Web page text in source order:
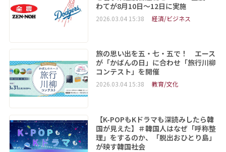
わてが8月10日～12日に実施
2026.03.04 15:38 経済/ビジネス
旅の思い出を五・七・五で！ エース
が「かばんの日」に合わせ「旅行川柳
コンテスト」を開催
2026.03.04 15:38 教育/文化
【K-POPもKドラマも深読みしたら韓
国が見えた】＃韓国人はなぜ「呼称整
理」をするのか、「脱出おひとり島」
が映す韓国社会